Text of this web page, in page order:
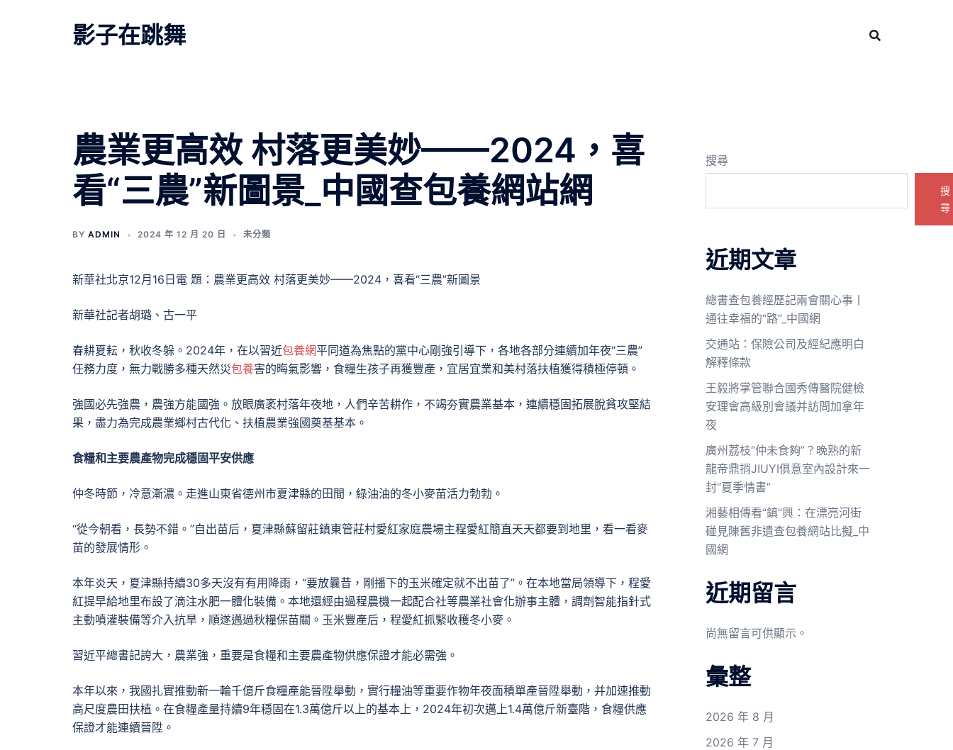
影子在跳舞
農業更高效 村落更美妙——2024，喜
看“三農”新圖景_中國查包養網站網
BY ADMIN 2024 年 12 月 20 日 未分類
新華社北京12月16日電 題：農業更高效 村落更美妙——2024，喜看“三農”新圖景
新華社記者胡璐、古一平
春耕夏耘，秋收冬躲。2024年，在以習近包養網平同道為焦點的黨中心剛強引導下，各地各部分連續加年夜“三農”
任務力度，無力戰勝多種天然災包養害的晦氣影響，食糧生孩子再獲豐產，宜居宜業和美村落扶植獲得積極停頓。
強國必先強農，農強方能國強。放眼廣袤村落年夜地，人們辛苦耕作，不竭夯實農業基本，連續穩固拓展脫貧攻堅結
果，盡力為完成農業鄉村古代化、扶植農業強國奠基基本。
食糧和主要農產物完成穩固平安供應
仲冬時節，冷意漸濃。走進山東省德州市夏津縣的田間，綠油油的冬小麥苗活力勃勃。
“從今朝看，長勢不錯。”自出苗后，夏津縣蘇留莊鎮東管莊村愛紅家庭農場主程愛紅簡直天天都要到地里，看一看麥
苗的發展情形。
本年炎天，夏津縣持續30多天沒有有用降雨，“要放曩昔，剛播下的玉米確定就不出苗了”。在本地當局領導下，程愛
紅提早給地里布設了滴注水肥一體化裝備。本地還經由過程農機一起配合社等農業社會化辦事主體，調劑智能指針式
主動噴灌裝備等介入抗旱，順遂邁過秋糧保苗關。玉米豐產后，程愛紅抓緊收穫冬小麥。
習近平總書記誇大，農業強，重要是食糧和主要農產物供應保證才能必需強。
本年以來，我國扎實推動新一輪千億斤食糧產能晉陞舉動，實行糧油等重要作物年夜面積單產晉陞舉動，并加速推動
高尺度農田扶植。在食糧產量持續9年穩固在1.3萬億斤以上的基本上，2024年初次邁上1.4萬億斤新臺階，食糧供應
保證才能連續晉陞。
搜尋
搜
尋
近期文章
總書查包養經歷記兩會關心事丨
通往幸福的“路”_中國網
交通站：保險公司及經紀應明白
解釋條款
王毅將掌管聯合國秀傳醫院健檢
安理會高級別會議并訪問加拿年
夜
廣州荔枝“仲未食夠”？晚熟的新
龍帝鼎捎JIUYI俱意室內設計來一
封“夏季情書”
湘藝相傳看“鎮”興：在漂亮河街
碰見陳舊非遺查包養網站比擬_中
國網
近期留言
尚無留言可供顯示。
彙整
2026 年 8 月
2026 年 7 月